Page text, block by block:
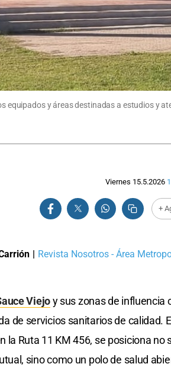
equipados y áreas destinadas a estudios y
Viernes 15.5.2026
+
| Revista Nosotros - Área
Viejoy sus zonas de influencia
de servicios sanitarios de calidad.
la Ruta 11 KM 456, se posiciona
sino como un polo de salud